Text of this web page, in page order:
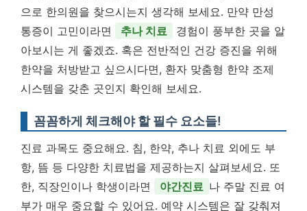
으로 한의원을 찾으시는지 생각해 보세요. 만약 만성
통증이 고민이라면
추나 치료
경험이 풍부한 곳을 알
아보시는 게 좋겠죠. 혹은 전반적인 건강 증진을 위해
한약을 처방받고 싶으시다면, 환자 맞춤형 한약 조제
시스템을 갖춘 곳인지 확인해 보세요.
꼼꼼하게 체크해야 할 필수 요소들!
진료 과목도 중요해요. 침, 한약, 추나 치료 외에도 부
항, 뜸 등 다양한 치료법을 제공하는지 살펴보세요. 또
한, 직장인이나 학생이라면
야간진료 나 주말 진료 여
부가 매우 중요할 수 있어요. 예약 시스템은 잘 갖춰져